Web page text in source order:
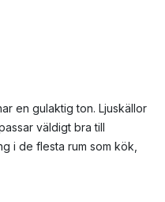
en gulaktig ton. Ljuskällor
väldigt bra till
i de flesta rum som kök,